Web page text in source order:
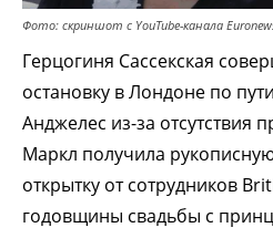
Фото: скриншот с YouTube-канала
Герцогиня Сассекская
остановку в Лондоне по
Анджелес из-за отсутствия
Маркл получила
открытку от сотрудников
годовщины свадьбы с